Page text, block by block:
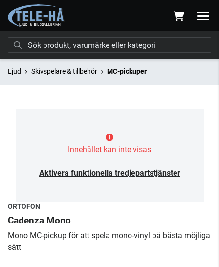
Ljud Skivspelare & tillbehör MC-pickuper
Innehållet kan inte visas
Aktivera funktionella tredjepartstjänster
ORTOFON
Cadenza Mono
Mono MC-pickup för att spela mono-vinyl på bästa möjliga
sätt.